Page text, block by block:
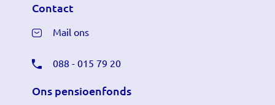
Contact
Mail ons
088 - 015 79 20
Ons pensioenfonds